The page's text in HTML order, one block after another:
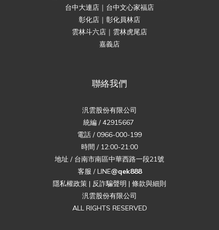
台中大連店｜台中文心家福店
彰化店｜彰化員林店
雲林斗六店｜雲林虎尾店
嘉義店
聯絡我們
汎雲股份有限公司
統編 / 42915667
電話 / 0966-000-199
時間 / 12:00-21:00
地址 / 台南市南區中華西路一段21號
客服 / LINE@qek888
隱私權政策 | 反詐騙聲明 | 條款與細則
汎雲股份有限公司
ALL RIGHTS RESERVED